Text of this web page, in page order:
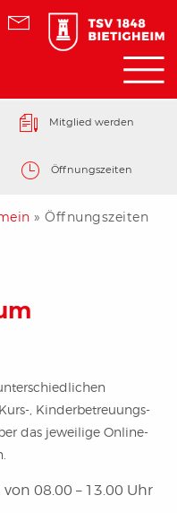
Mitglied werden
Öffnungszeiten
» Öffnungszeiten
, Kinderbetreuungs-
das jeweilige Online-
08.00 – 13.00 Uhr